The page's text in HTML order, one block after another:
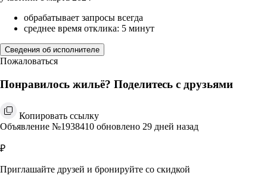
обрабатывает запросы всегда
среднее время отклика: 5 минут
Сведения об исполнителе
Пожаловаться
Понравилось жильё? Поделитесь с друзьями
Копировать ссылку
Объявление №1938410 обновлено 29 дней назад
₽
Приглашайте друзей и бронируйте со скидкой